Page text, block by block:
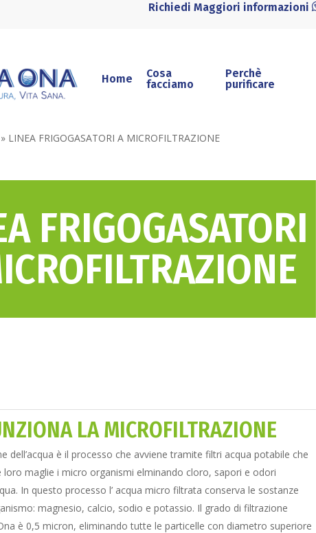
Richiedi Maggiori informazioni
Home
Cosa
facciamo
Perchè
purificare
» LINEA FRIGOGASATORI A MICROFILTRAZIONE
FRIGOGASATORI
LA MICROFILTRAZIONE
dell’acqua è il processo che avviene tramite filtri acqua potabile che
maglie i micro organismi elminando cloro, sapori e odori
In questo processo l’ acqua micro filtrata conserva le sostanze
magnesio, calcio, sodio e potassio. Il grado di filtrazione
è 0,5 micron, eliminando tutte le particelle con diametro superiore